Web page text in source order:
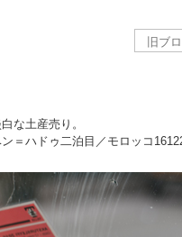
な土産売り。
＝ハドゥ二泊目／モロッコ